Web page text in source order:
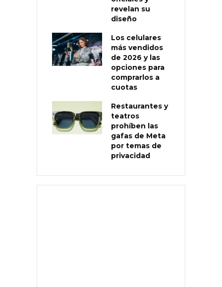
revelan su
diseño
Los celulares
más vendidos
de 2026 y las
opciones para
comprarlos a
cuotas
Restaurantes y
teatros
prohíben las
gafas de Meta
por temas de
privacidad